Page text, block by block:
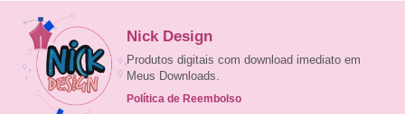
Nick Design
Produtos digitais com download imediato em
Meus Downloads.
Política de Reembolso